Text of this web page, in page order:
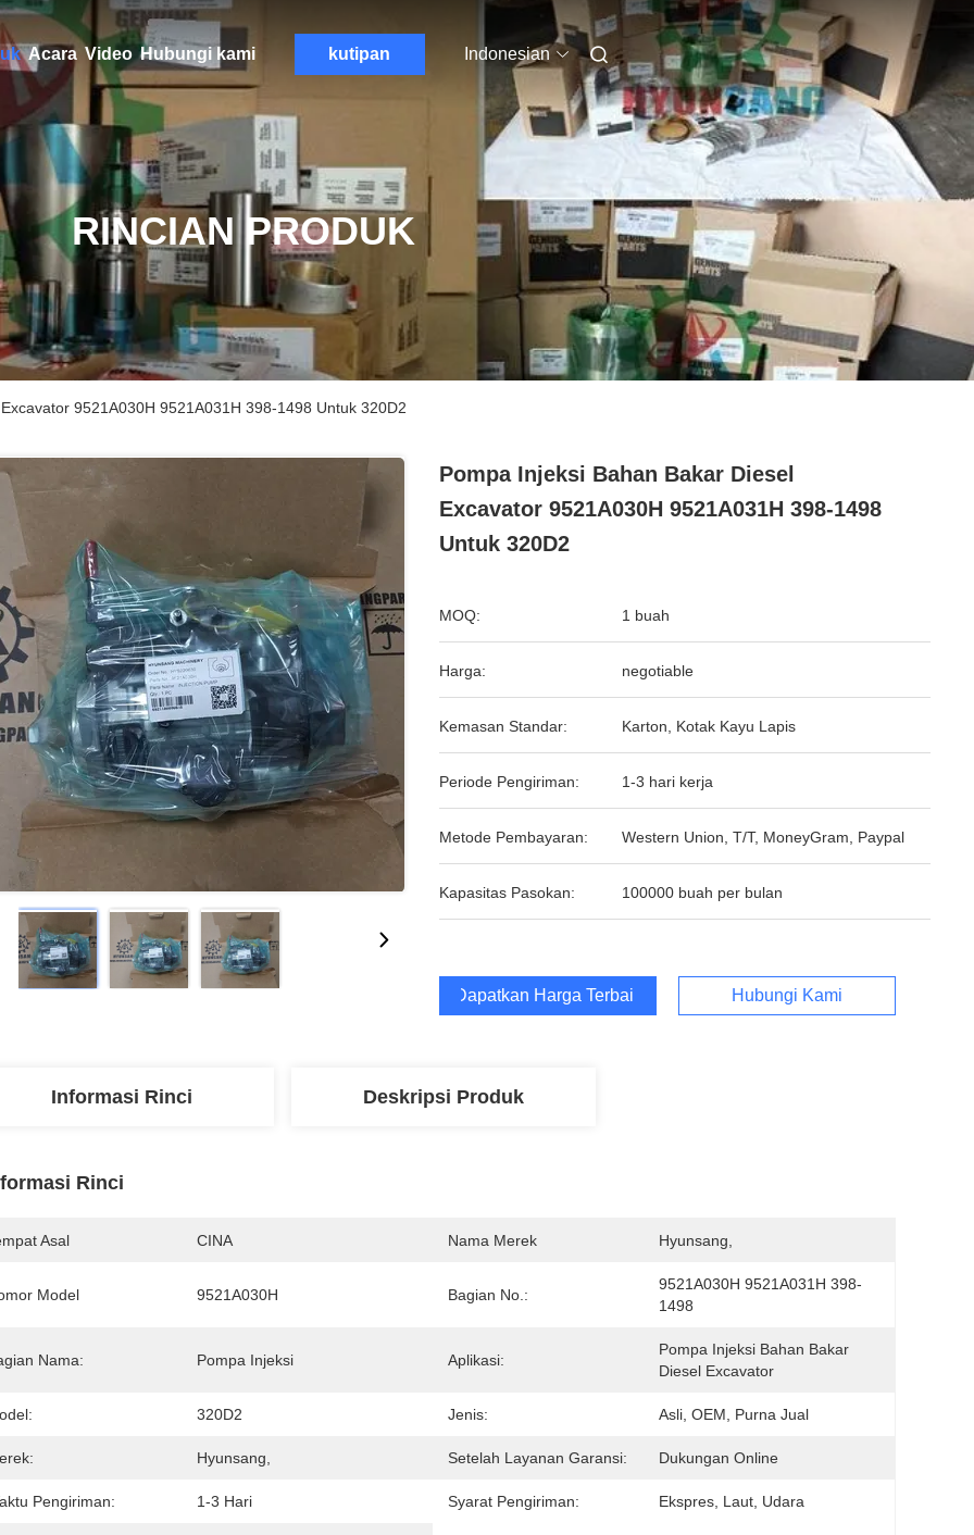
Acara Video Hubungi kami kutipan Indonesian
RINCIAN PRODUK
9521A030H 9521A031H 398-1498 Untuk 320D2
Pompa Injeksi Bahan Bakar Diesel
Excavator 9521A030H 9521A031H 398-1498
Untuk 320D2
MOQ: 1 buah
Harga: negotiable
Kemasan Standar: Karton, Kotak Kayu Lapis
Periode Pengiriman: 1-3 hari kerja
Metode Pembayaran: Western Union, T/T, MoneyGram, Paypal
Kapasitas Pasokan: 100000 buah per bulan
Dapatkan Harga Terbaik Hubungi Kami
Informasi Rinci Deskripsi Produk
Rinci
Asal CINA Nama Merek Hyunsang,
Model 9521A030H Bagian No.:
9521A030H 9521A031H 398-
1498
Nama: Pompa Injeksi Aplikasi:
Pompa Injeksi Bahan Bakar
Diesel Excavator
320D2 Jenis: Asli, OEM, Purna Jual
Hyunsang, Setelah Layanan Garansi: Dukungan Online
Pengiriman: 1-3 Hari Syarat Pengiriman: Ekspres, Laut, Udara